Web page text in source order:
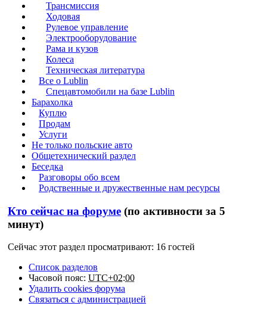
Трансмиссия
Ходовая
Рулевое управление
Электрооборудование
Рама и кузов
Колеса
Техническая литература
Все о Lublin
Спецавтомобили на базе Lublin
Барахолка
Куплю
Продам
Услуги
Не только польские авто
Общетехнический раздел
Беседка
Разговоры обо всем
Родственные и дружественные нам ресурсы
Кто сейчас на форуме (по активности за 5
минут)
Сейчас этот раздел просматривают: 16 гостей
Список разделов
Часовой пояс: UTC+02:00
Удалить cookies форума
Связаться с администрацией